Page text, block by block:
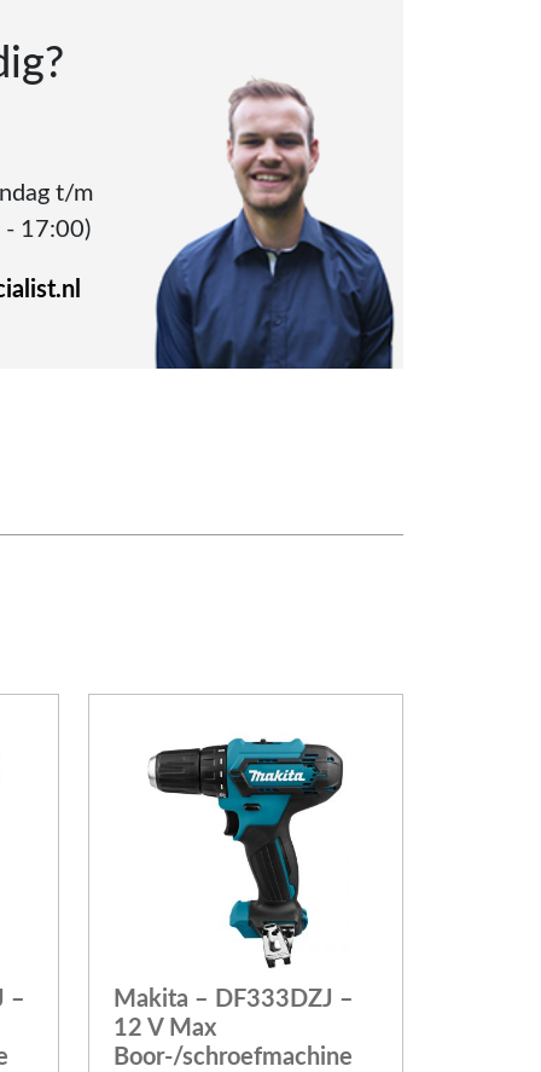
t/m
- 17:00)
–
Makita – DF333DZJ –
12 V Max
Boor-/schroefmachine